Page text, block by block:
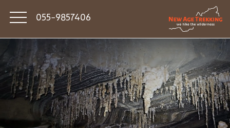
055-9857406
סיפורי דרך
פודקאסט טראק טוק
תקנון